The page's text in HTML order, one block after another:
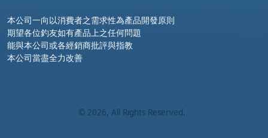
本公司一向以消費者之需求性為產品開發原則
期望各位釣友如有產品上之任何問題
能與本公司或各經銷商批評與指教
本公司當盡全力改善
© 2026, All Rights Reserved.